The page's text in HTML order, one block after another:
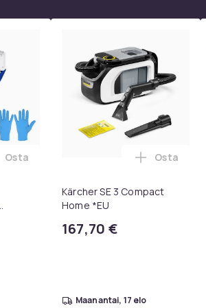
a3cc-e65b1a31dc82
AE 2w, SoundTrue, SoundLink Black
Smart TV:lle ostoskoriin
Lisää Pesusuojus ilmastointilaitteen
Osta
Kärcher SE 3 Compact
Home *EU
167,70 €
Lisää
Osta
maanantai, 17 elo